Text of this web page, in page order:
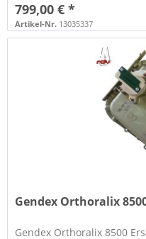
799,00 € *
Artikel-Nr. 13035337
Gendex Orthoralix
Gendex Orthoralix 8500